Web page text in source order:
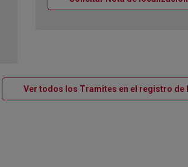
Ver todos los Tramites en el registro de